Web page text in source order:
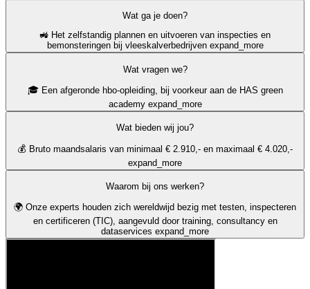
Wat ga je doen?
🚜 Het zelfstandig plannen en uitvoeren van inspecties en
bemonsteringen bij vleeskalverbedrijven expand_more
Wat vragen we?
🎓 Een afgeronde hbo-opleiding, bij voorkeur aan de HAS green
academy expand_more
Wat bieden wij jou?
💰 Bruto maandsalaris van minimaal € 2.910,- en maximaal € 4.020,-
expand_more
Waarom bij ons werken?
🌍 Onze experts houden zich wereldwijd bezig met testen, inspecteren
en certificeren (TIC), aangevuld door training, consultancy en
dataservices expand_more